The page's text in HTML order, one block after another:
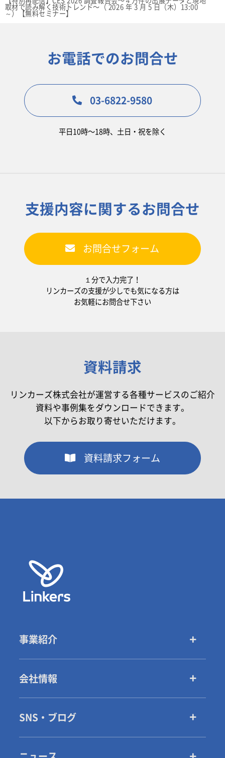
取材で読み解く技術トレンド〜（ 2026 年 3 月 5 日（木）13:00
～）【無料セミナー】
お電話でのお問合せ
03-6822-9580
平日10時〜18時、土日・祝を除く
支援内容に関するお問合せ
お問合せフォーム
１分で入力完了！
リンカーズの支援が少しでも気になる方は
お気軽にお問合せ下さい
資料請求
リンカーズ株式会社が運営する各種サービスのご紹介
資料や事例集をダウンロードできます。
以下からお取り寄せいただけます。
資料請求フォーム
事業紹介
会社情報
SNS・ブログ